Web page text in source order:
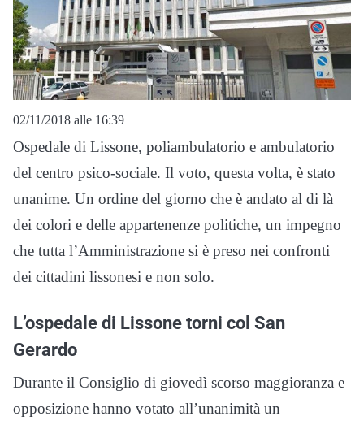
02/11/2018 alle 16:39
Ospedale di Lissone, poliambulatorio e ambulatorio
del centro psico-sociale. Il voto, questa volta, è stato
unanime. Un ordine del giorno che è andato al di là
dei colori e delle appartenenze politiche, un impegno
che tutta l’Amministrazione si è preso nei confronti
dei cittadini lissonesi e non solo.
L’ospedale di Lissone torni col San
Gerardo
Durante il Consiglio di giovedì scorso maggioranza e
opposizione hanno votato all’unanimità un